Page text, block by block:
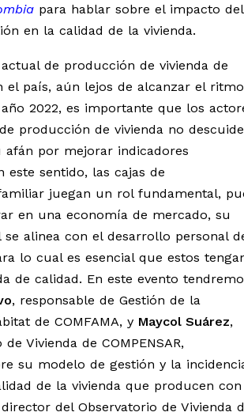
para hablar sobre el impacto del
en la calidad de la vivienda.
de producción de vivienda de
el país, aún lejos de alcanzar el ritmo
2022, es importante que los
producción de vivienda no
afán por mejorar indicadores
este sentido, las cajas de
juegan un rol fundamental,
en una economía de mercado, su
alinea con el desarrollo personal
lo cual es esencial que estos
de calidad. En este evento
, responsable de Gestión de la
de COMFAMA, y Maycol Suárez,
Vivienda de COMPENSAR,
su modelo de gestión y la
de la vivienda que producen con
del Observatorio de Vivienda